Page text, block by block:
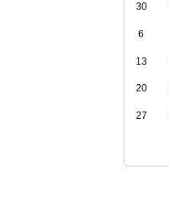
30
6
13
20
27